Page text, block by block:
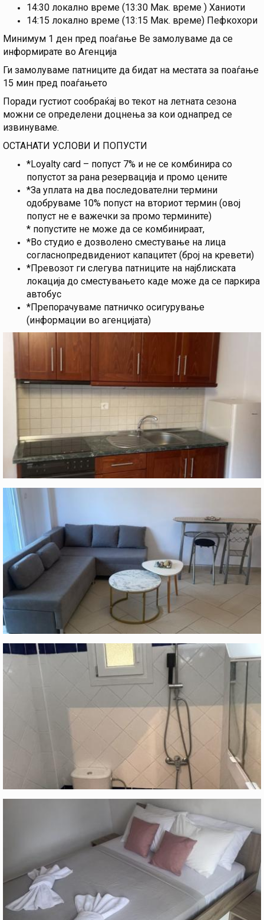
14:30 локално време (13:30 Мак. време ) Ханиоти
14:15 локално време (13:15 Мак. време) Пефкохори
Минимум 1 ден пред поаѓање Ве замолуваме да се
информирате во Агенција
Ги замолуваме патниците да бидат на местата за поаѓање
15 мин пред поаѓањето
Поради густиот сообраќај во текот на летната сезона
можни се определени доцнења за кои однапред се
извинуваме.
ОСТАНАТИ УСЛОВИ И ПОПУСТИ
*Loyalty card – попуст 7% и не се комбинира со
попустот за рана резервација и промо цените
*За уплата на два последователни термини
одобруваме 10% попуст на вториот термин (овој
попуст не е важечки за промо термините)
* попустите не може да се комбинираат,
*Во студио е дозволено сместување на лица
согласнопредвидениот капацитет (број на кревети)
*Превозот ги слегува патниците на најблиската
локација до сместувањето каде може да се паркира
автобус
*Препорачуваме патничко осигурување
(информации во агенцијата)